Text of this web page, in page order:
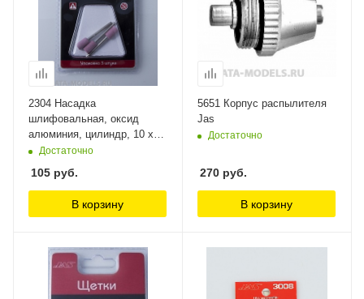
2304 Насадка
шлифовальная, оксид
алюминия, цилиндр, 10 х
12 мм,3 шт./уп., блистер
Достаточно
105 руб.
В корзину
5651 Корпус распылителя
Jas
Достаточно
270 руб.
В корзину